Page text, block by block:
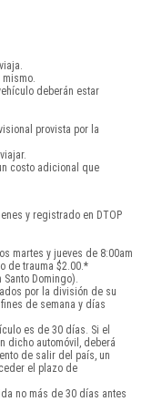
deberán estar
provista por la
costo adicional que
y registrado en DTOP
martes y jueves de 8:00am
de trauma $2.00.*
Domingo).
por la división de su
de semana y días
es de 30 días. Si el
dicho automóvil, deberá
de salir del país, un
el plazo de
no más de 30 días antes